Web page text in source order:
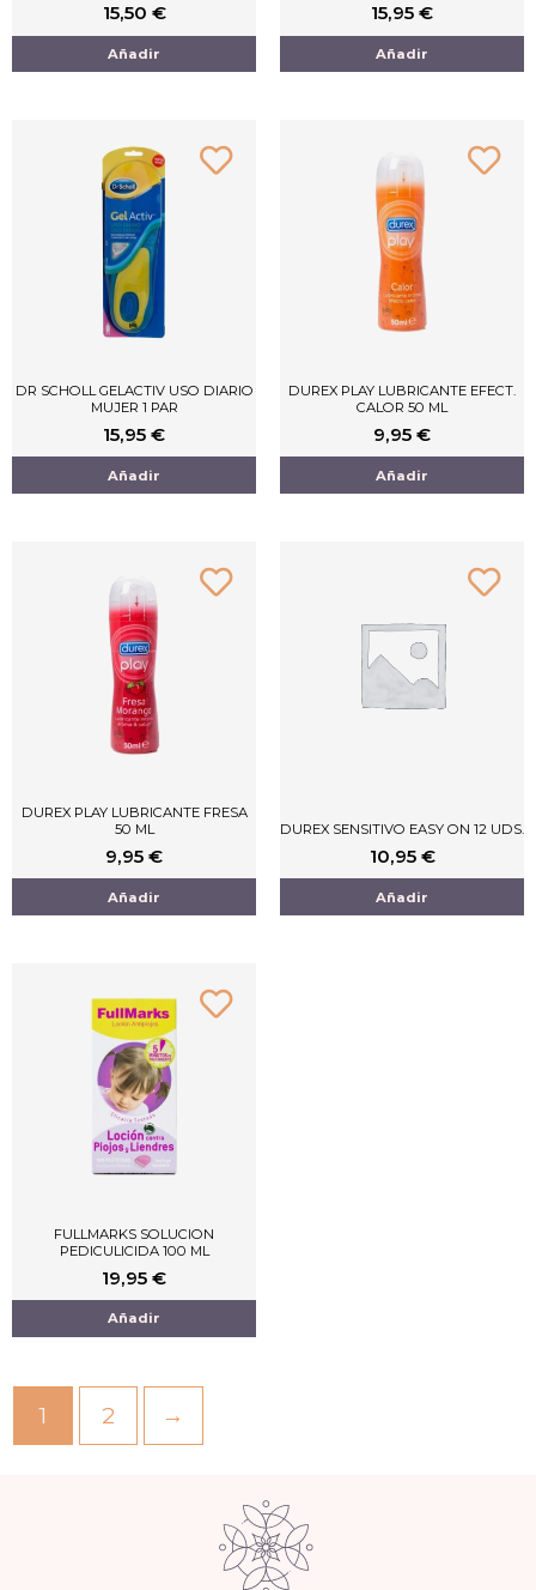
15,50 €
Añadir
15,95 €
Añadir
DR SCHOLL GELACTIV USO DIARIO
MUJER 1 PAR
15,95 €
Añadir
DUREX PLAY LUBRICANTE EFECT.
CALOR 50 ML
9,95 €
Añadir
DUREX PLAY LUBRICANTE FRESA
50 ML
9,95 €
Añadir
DUREX SENSITIVO EASY ON 12 UDS.
10,95 €
Añadir
FULLMARKS SOLUCION
PEDICULICIDA 100 ML
19,95 €
Añadir
1 2 →